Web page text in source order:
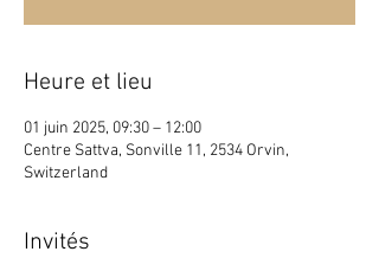
Heure et lieu
01 juin 2025, 09:30 – 12:00
Centre Sattva, Sonville 11, 2534 Orvin,
Switzerland
Invités